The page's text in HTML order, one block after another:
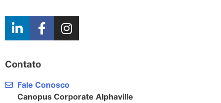
Contato
Fale Conosco
Canopus Corporate Alphaville